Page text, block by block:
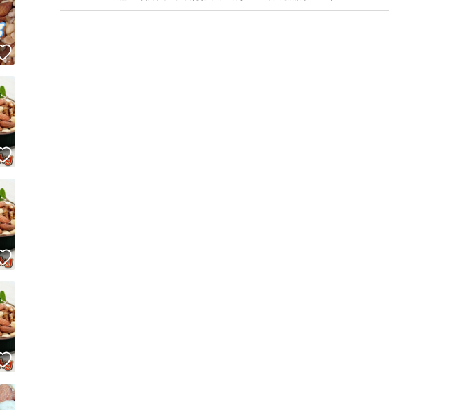
績について
ーザーにバッジを付与しています
クリアした安心・安全なユーザーです
フリマの取引を完了させた実績があります
マサービスでの取引実績があります
ているものではありません
で24時間以内＆設定した発送日数内に発送してい
で24時間以内に発送しています
コピーします
す
ジへ
セル
いいね！
いいね！
いいね！
いいね！